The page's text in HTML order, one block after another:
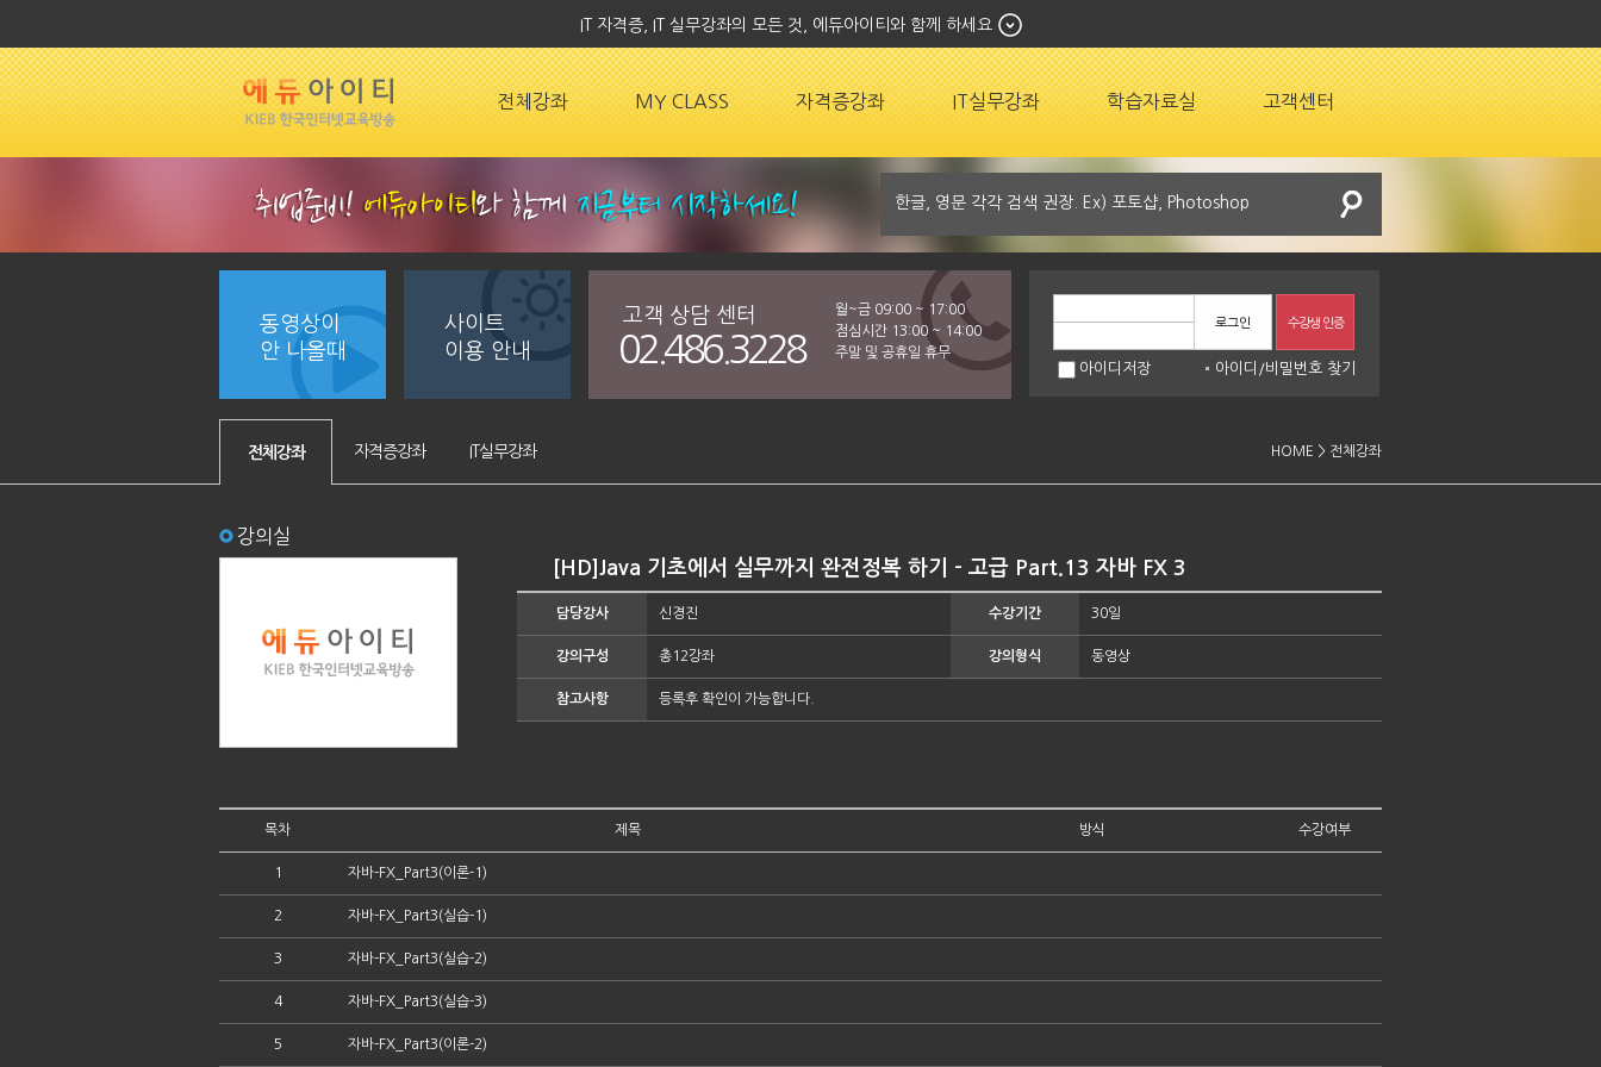
IT 자격증, IT 실무강좌의 모든 것, 에듀아이티와 함께 하세요
전체강좌 MY CLASS 자격증강좌 IT실무강좌 학습자료실 고객센터
동영상이
안 나올때
사이트
이용 안내
고객 상담 센터
02.486.3228
월~금 09:00 ~ 17:00
점심시간 13:00 ~ 14:00
주말 및 공휴일 휴무
로그인 수강생 인증
아이디저장 아이디 /비밀번호 찾기
전체강좌 자격증강좌 IT실무강좌 HOME > 전체강좌
강의실
[HD]Java 기초에서 실무까지 완전정복 하기 - 고급 Part.13 자바 FX 3
담당강사 신경진 수강기간 30일
강의구성 총12강좌 강의형식 동영상
참고사항 등록후 확인이 가능합니다.
목차 제목 방식 수강여부
1 자바-FX_Part3(이론-1)
2 자바-FX_Part3(실습-1)
3 자바-FX_Part3(실습-2)
4 자바-FX_Part3(실습-3)
5 자바-FX_Part3(이론-2)